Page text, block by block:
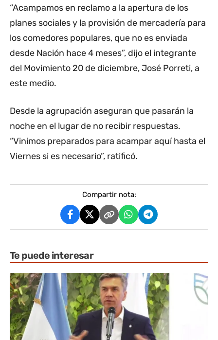
“Acampamos en reclamo a la apertura de los
planes sociales y la provisión de mercadería para
los comedores populares, que no es enviada
desde Nación hace 4 meses”, dijo el integrante
del Movimiento 20 de diciembre, José Porreti, a
este medio.
Desde la agrupación aseguran que pasarán la
noche en el lugar de no recibir respuestas.
“Vinimos preparados para acampar aquí hasta el
Viernes si es necesario”, ratificó.
Compartir nota:
Te puede interesar